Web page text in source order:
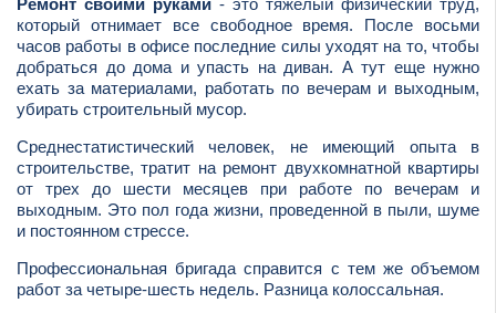
который отнимает все свободное время. После восьми
часов работы в офисе последние силы уходят на то, чтобы
добраться до дома и упасть на диван. А тут еще нужно
ехать за материалами, работать по вечерам и выходным,
убирать строительный мусор.
Среднестатистический человек, не имеющий опыта в
строительстве, тратит на ремонт двухкомнатной квартиры
от трех до шести месяцев при работе по вечерам и
выходным. Это пол года жизни, проведенной в пыли, шуме
и постоянном стрессе.
Профессиональная бригада справится с тем же объемом
работ за четыре-шесть недель. Разница колоссальная.